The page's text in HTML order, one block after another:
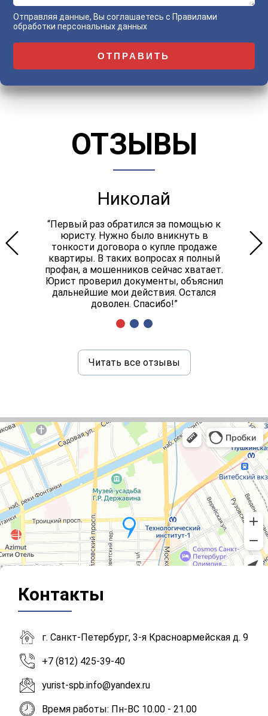
Отправляя данные, Вы соглашаетесь с Правилами
обработки персональных данных
ОТЗЫВЫ
Николай
“Первый раз обратился за помощью к
юристу. Нужно было вникнуть в
тонкости договора о купле продаже
квартиры. В таких вопросах я полный
профан, а мошенников сейчас хватает.
Юрист проверил документы, объяснил
дальнейшие мои действия. Остался
доволен. Спасибо!”
Читать все отзывы
Контакты
г. Санкт-Петербург, 3-я Красноармейская д. 9
+7 (812) 425-39-40
yurist-spb.info@yandex.ru
Время работы: Пн-ВС 10.00 - 21.00